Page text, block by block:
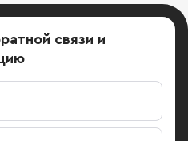
связи и